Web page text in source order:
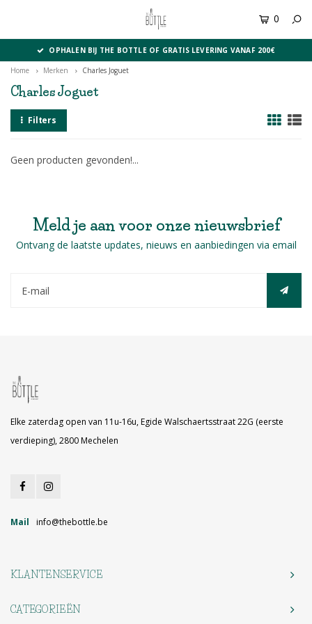
0
OPHALEN BIJ THE BOTTLE OF GRATIS LEVERING VANAF 200€
Home Merken Charles Joguet
Charles Joguet
Filters
Geen producten gevonden!...
Meld je aan voor onze nieuwsbrief
Ontvang de laatste updates, nieuws en aanbiedingen via email
Elke zaterdag open van 11u-16u, Egide Walschaertsstraat 22G (eerste
verdieping), 2800 Mechelen
Mail info@thebottle.be
KLANTENSERVICE
CATEGORIEËN